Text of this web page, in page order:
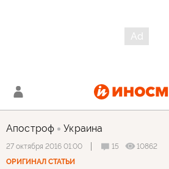
Апостроф Украина
27 октября 2016 01:00 15
10862
ОРИГИНАЛ СТАТЬИ